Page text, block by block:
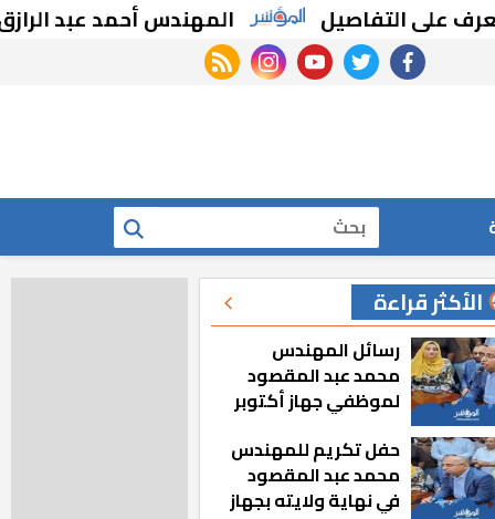
المهندس أحمد عبد الرازق:
facebook
twitter
youtube
instagram
rss feed
بحث
الأكثر قراءة
رسائل المهندس
محمد عبد المقصود
لموظفي جهاز أكتوبر
مشيت والمدينة
رجعت للخلف»
حفل تكريم للمهندس
محمد عبد المقصود
في نهاية ولايته بجهاز